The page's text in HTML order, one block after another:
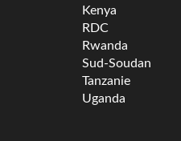
Kenya
RDC
Rwanda
Sud-Soudan
Tanzanie
Uganda